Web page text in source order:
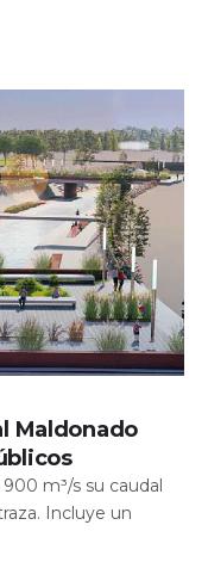
Maldonado
m³/s su caudal
Incluye un